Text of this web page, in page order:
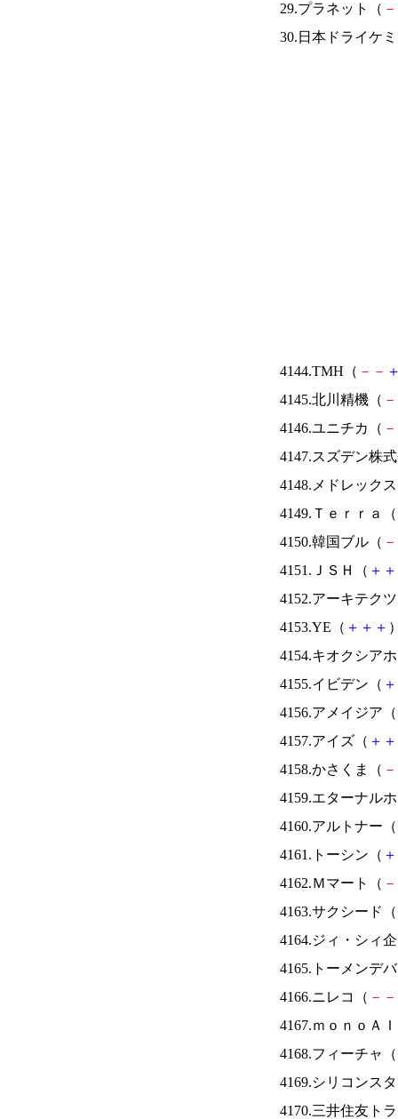
29.プラネット（ －
30.日本ドライケ
4144.TMH（ － －
4145.北川精機（ －
4146.ユニチカ（ －
4147.スズデン株
4148.メドレック
4149.Ｔｅｒｒａ（
4150.韓国ブル（ －
4151.ＪＳＨ（ ＋ ＋
4152.アーキテク
4153.YE（ ＋ ＋ ＋
4154.キオクシア
4155.イビデン（ ＋
4156.アメイジア（
4157.アイズ（ ＋ ＋
4158.かさくま（ －
4159.エターナル
4160.アルトナー（
4161.トーシン（ ＋
4162.Ｍマート（ －
4163.サクシード（
4164.ジィ・シィ
4165.トーメンデ
4166.ニレコ（ － －
4167.ｍｏｎｏＡ
4168.フィーチャ（
4169.シリコンス
4170.三井住友ト